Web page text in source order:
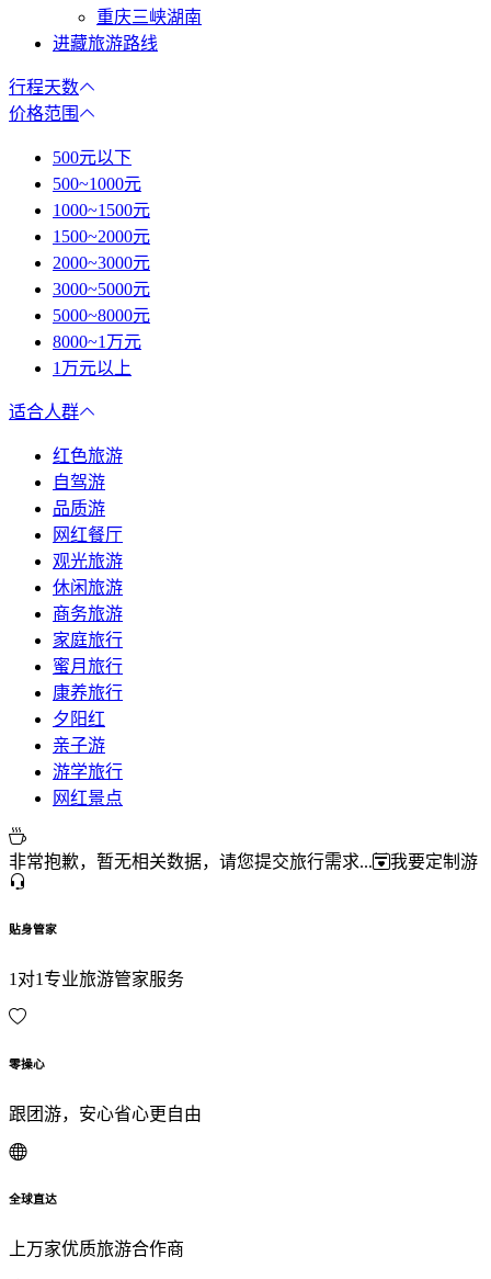
重庆三峡湖南
进藏旅游路线
行程天数
价格范围
500元以下
500~1000元
1000~1500元
1500~2000元
2000~3000元
3000~5000元
5000~8000元
8000~1万元
1万元以上
适合人群
红色旅游
自驾游
品质游
网红餐厅
观光旅游
休闲旅游
商务旅游
家庭旅行
蜜月旅行
康养旅行
夕阳红
亲子游
游学旅行
网红景点
非常抱歉，暂无相关数据，请您提交旅行需求... 我要定制游
贴身管家
1对1专业旅游管家服务
零操心
跟团游，安心省心更自由
全球直达
上万家优质旅游合作商